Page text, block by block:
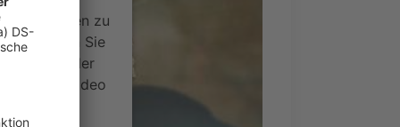
kann Daten zu
Bitte lesen Sie
Sie der
dieses Video